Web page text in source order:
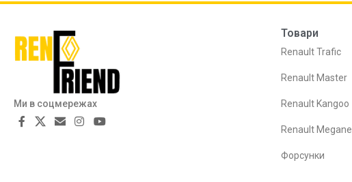
Ми в соцмережах
Товари
Renault Trafic
Renault Master
Renault Kangoo
Renault Megane
Форсунки